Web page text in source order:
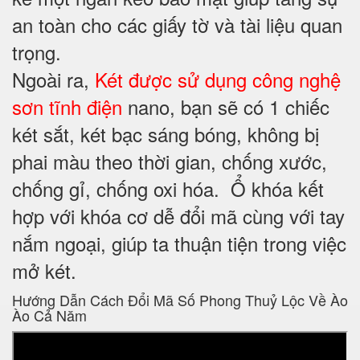
an toàn cho các giấy tờ và tài liệu quan
trọng.
Ngoài ra, Két được sử dụng công nghệ
sơn tĩnh điện nano, bạn sẽ có 1 chiếc
két sắt, két bạc sáng bóng, không bị
phai màu theo thời gian, chống xước,
chống gỉ, chống oxi hóa. Ổ khóa kết
hợp với khóa cơ dễ đổi mã cùng với tay
nắm ngoại, giúp ta thuận tiện trong việc
mở két.
Hướng Dẫn Cách Đổi Mã Số Phong Thuỷ Lộc Về Ào
Ào Cả Năm